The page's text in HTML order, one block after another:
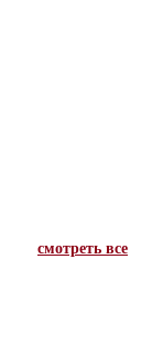
смотреть все